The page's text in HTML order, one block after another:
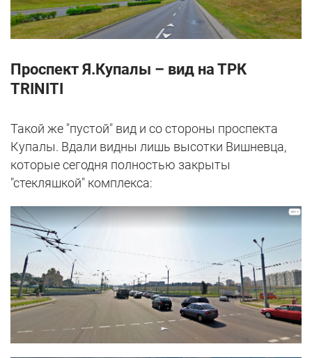
Проспект Я.Купалы – вид на ТРК
TRINITI
Такой же "пустой" вид и со стороны проспекта
Купалы. Вдали видны лишь высотки Вишневца,
которые сегодня полностью закрыты
"стекляшкой" комплекса: